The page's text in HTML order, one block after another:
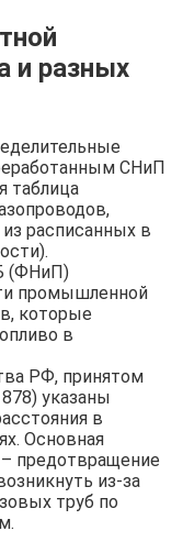
и разных
СНиП
таблица
расписанных в
(ФНиП)
промышленной
которые
в
РФ, принятом
указаны
в
Основная
предотвращение
из-за
труб по